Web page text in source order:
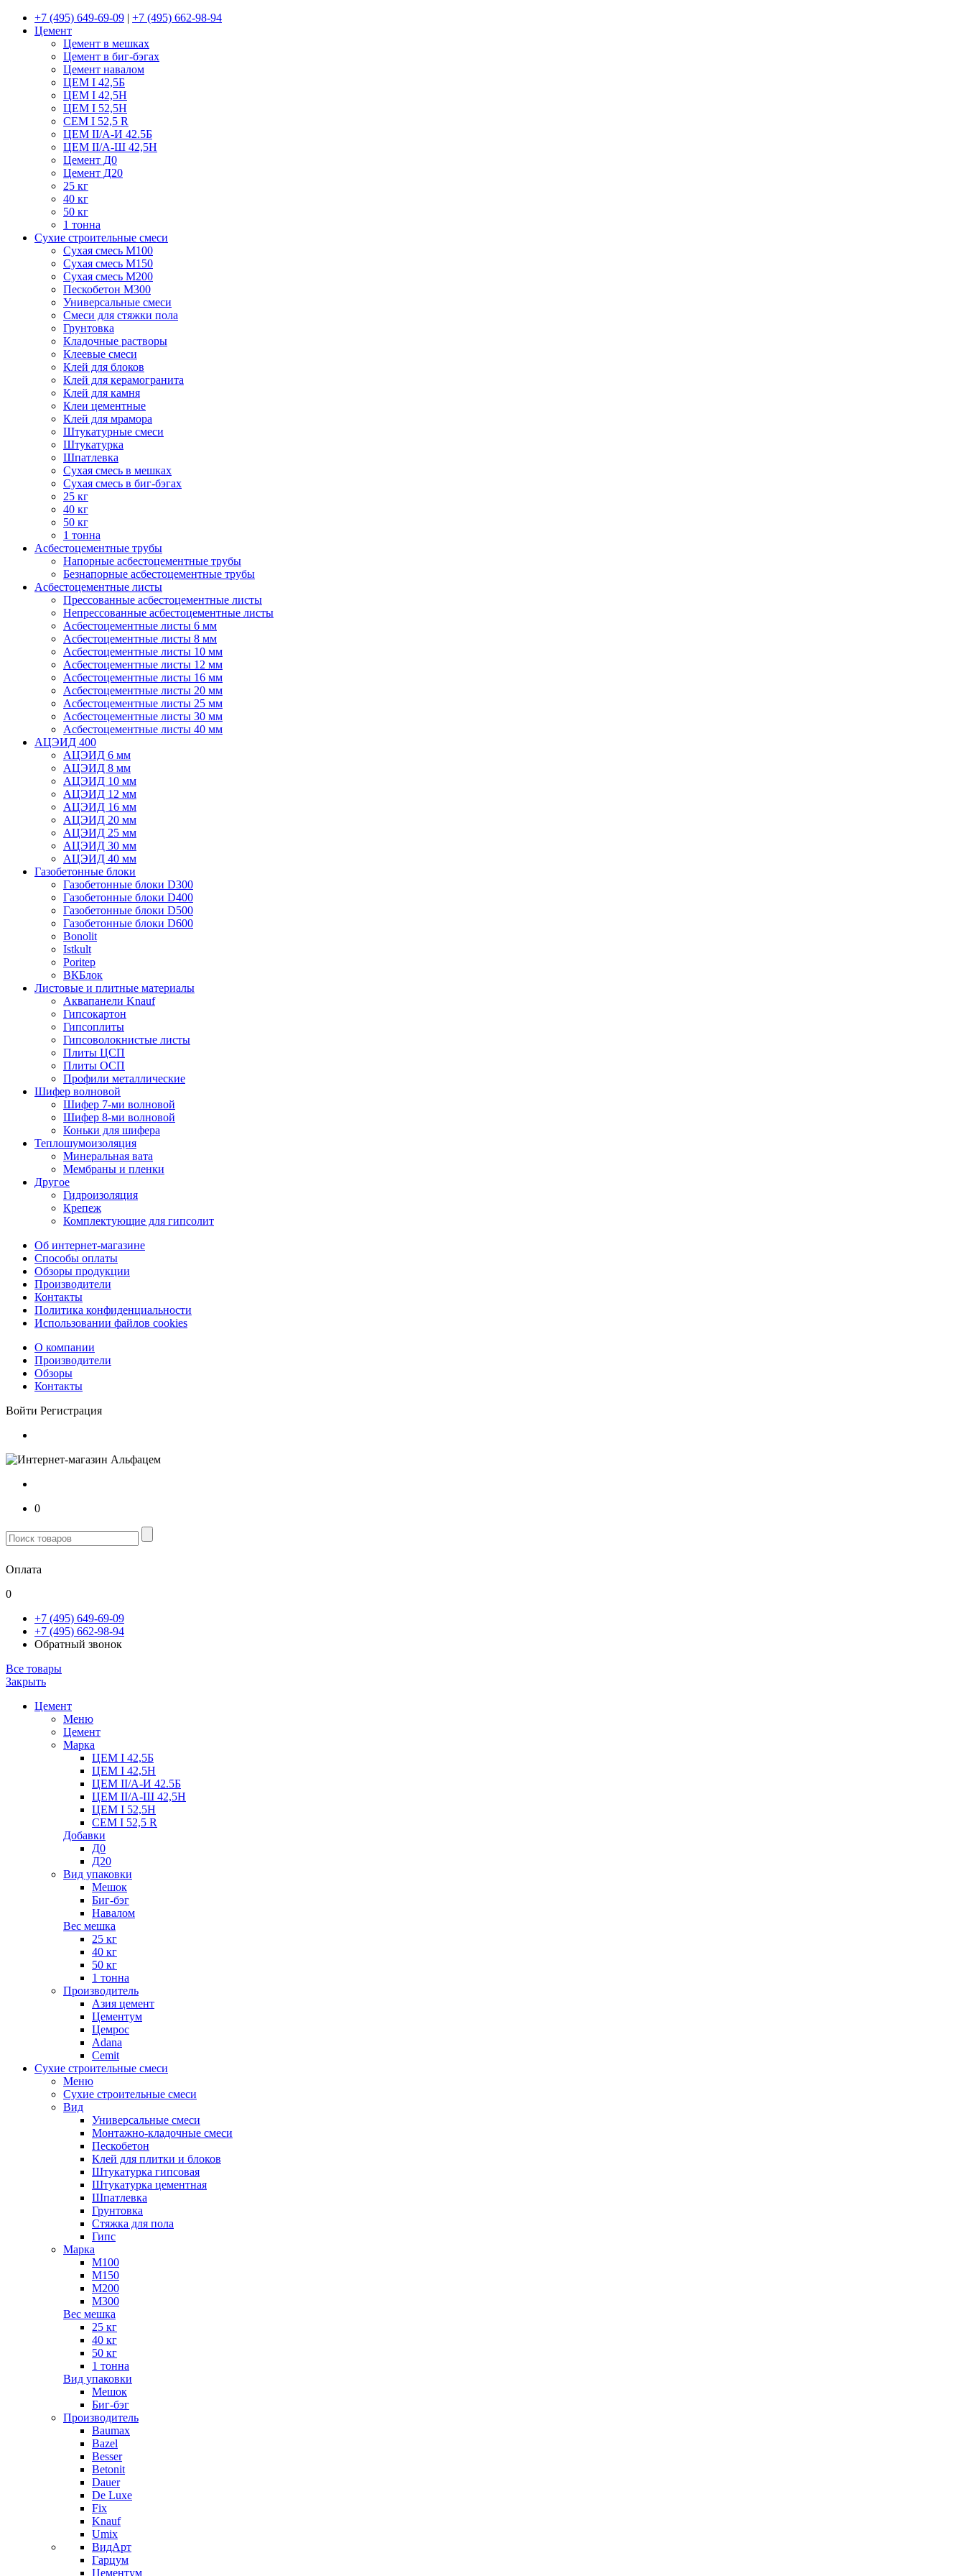
+7 (495) 649-69-09 | +7 (495) 662-98-94
Цемент
Цемент в мешках
Цемент в биг-бэгах
Цемент навалом
ЦЕМ I 42,5Б
ЦЕМ I 42,5Н
ЦЕМ I 52,5Н
CEM I 52,5 R
ЦЕМ II/А-И 42.5Б
ЦЕМ II/А-Ш 42,5Н
Цемент Д0
Цемент Д20
25 кг
40 кг
50 кг
1 тонна
Сухие строительные смеси
Сухая смесь М100
Сухая смесь М150
Сухая смесь М200
Пескобетон М300
Универсальные смеси
Смеси для стяжки пола
Грунтовка
Кладочные растворы
Клеевые смеси
Клей для блоков
Клей для керамогранита
Клей для камня
Клеи цементные
Клей для мрамора
Штукатурные смеси
Штукатурка
Шпатлевка
Сухая смесь в мешках
Сухая смесь в биг-бэгах
25 кг
40 кг
50 кг
1 тонна
Асбестоцементные трубы
Напорные асбестоцементные трубы
Безнапорные асбестоцементные трубы
Асбестоцементные листы
Прессованные асбестоцементные листы
Непрессованные асбестоцементные листы
Асбестоцементные листы 6 мм
Асбестоцементные листы 8 мм
Асбестоцементные листы 10 мм
Асбестоцементные листы 12 мм
Асбестоцементные листы 16 мм
Асбестоцементные листы 20 мм
Асбестоцементные листы 25 мм
Асбестоцементные листы 30 мм
Асбестоцементные листы 40 мм
АЦЭИД 400
АЦЭИД 6 мм
АЦЭИД 8 мм
АЦЭИД 10 мм
АЦЭИД 12 мм
АЦЭИД 16 мм
АЦЭИД 20 мм
АЦЭИД 25 мм
АЦЭИД 30 мм
АЦЭИД 40 мм
Газобетонные блоки
Газобетонные блоки D300
Газобетонные блоки D400
Газобетонные блоки D500
Газобетонные блоки D600
Bonolit
Istkult
Poritep
ВКБлок
Листовые и плитные материалы
Аквапанели Knauf
Гипсокартон
Гипсоплиты
Гипсоволокнистые листы
Плиты ЦСП
Плиты ОСП
Профили металлические
Шифер волновой
Шифер 7-ми волновой
Шифер 8-ми волновой
Коньки для шифера
Теплошумоизоляция
Минеральная вата
Мембраны и пленки
Другое
Гидроизоляция
Крепеж
Комплектующие для гипсолит
Об интернет-магазине
Способы оплаты
Обзоры продукции
Производители
Контакты
Политика конфиденциальности
Использовании файлов cookies
О компании
Производители
Обзоры
Контакты
Войти Регистрация
0
Оплата
0
+7 (495) 649-69-09
+7 (495) 662-98-94
Обратный звонок
Все товары
Закрыть
Цемент
Меню
Цемент
Марка
ЦЕМ I 42,5Б
ЦЕМ I 42,5Н
ЦЕМ II/А-И 42.5Б
ЦЕМ II/А-Ш 42,5Н
ЦЕМ I 52,5Н
CEM I 52,5 R
Добавки
Д0
Д20
Вид упаковки
Мешок
Биг-бэг
Навалом
Вес мешка
25 кг
40 кг
50 кг
1 тонна
Производитель
Азия цемент
Цементум
Цемрос
Adana
Cemit
Сухие строительные смеси
Меню
Сухие строительные смеси
Вид
Универсальные смеси
Монтажно-кладочные смеси
Пескобетон
Клей для плитки и блоков
Штукатурка гипсовая
Штукатурка цементная
Шпатлевка
Грунтовка
Стяжка для пола
Гипс
Марка
М100
М150
М200
М300
Вес мешка
25 кг
40 кг
50 кг
1 тонна
Вид упаковки
Мешок
Биг-бэг
Производитель
Baumax
Bazel
Besser
Betonit
Dauer
De Luxe
Fix
Knauf
Umix
ВидАрт
Гарцум
Цементум